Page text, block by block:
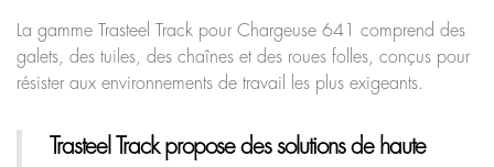
La gamme Trasteel Track pour Chargeuse 641 comprend des
galets, des tuiles, des chaînes et des roues folles, conçus pour
résister aux environnements de travail les plus exigeants.
Trasteel Trackpropose des solutions de haute